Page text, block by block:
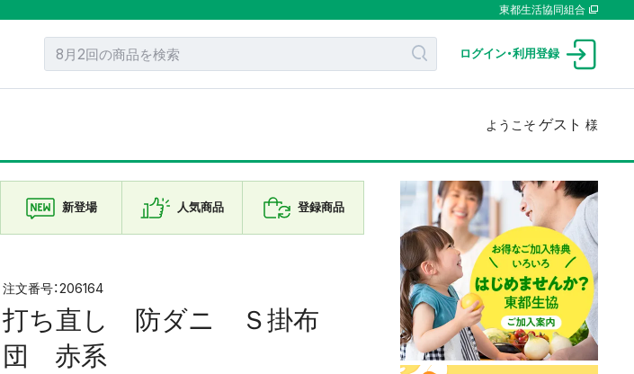
東都生活協同組合
ログイン・利用登録
ようこそ ゲスト 様
新登場 人気商品 登録商品
206164
打ち直し 防ダニ Ｓ掛布
団 赤系